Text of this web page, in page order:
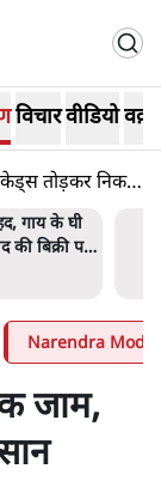
विचारवीडियो
तोड़कर निकले
वोटरों के
बड़ी साज़िश'-
Narendra Modi
जाम,